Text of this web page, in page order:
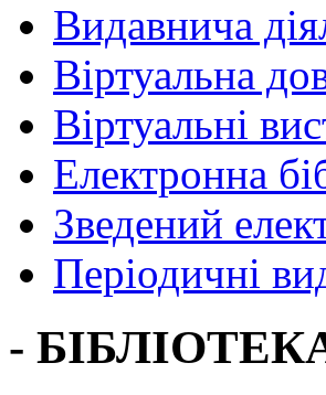
Видавнича
Віртуальна
Віртуальні
Електронна
Зведений
Періодичні
-